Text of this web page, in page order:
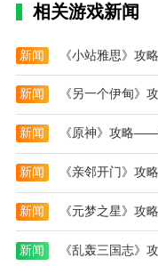
相关游戏新闻
新闻 《小站雅思》
新闻 《另一个伊甸
新闻 《原神》攻略
新闻 《亲邻开门》
新闻 《元梦之星》
新闻 《乱轰三国志